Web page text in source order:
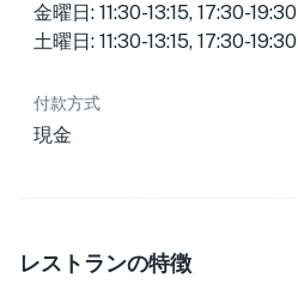
金曜日: 11:30-13:15, 17:30-19:30
土曜日: 11:30-13:15, 17:30-19:30
付款方式
現金
レストランの特徴